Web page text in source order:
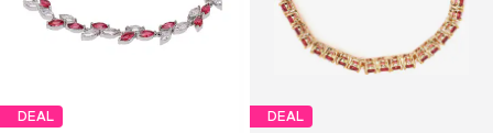
DEAL DEAL